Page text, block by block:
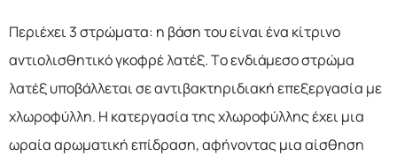
Περιέχει 3 στρώματα: η βάση του είναι ένα κίτρινο
αντιολισθητικό γκοφρέ λατέξ. Το ενδιάμεσο στρώμα
λατέξ υποβάλλεται σε αντιβακτηριδιακή επεξεργασία με
χλωροφύλλη. Η κατεργασία της χλωροφύλλης έχει μια
ωραία αρωματική επίδραση, αφήνοντας μια αίσθηση